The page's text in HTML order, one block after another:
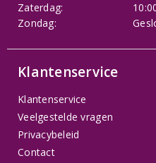
Zaterdag:
Zondag:
Klantenservice
Klantenservice
Veelgestelde vragen
Privacybeleid
Contact